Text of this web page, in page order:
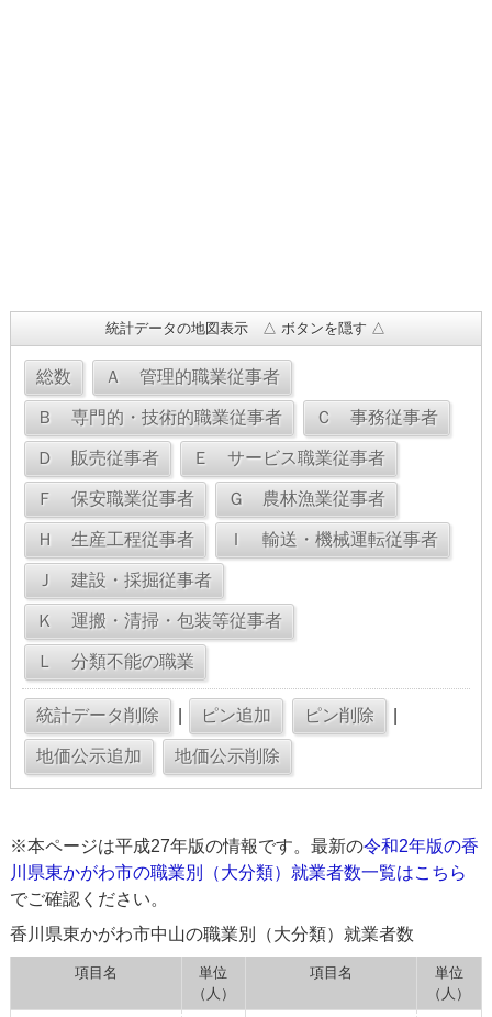
統計データの地図表示 △ ボタンを隠す △
※本ページは平成27年版の情報です。最新の令和2年版の香
川県東かがわ市の職業別（大分類）就業者数一覧はこちら
でご確認ください。
香川県東かがわ市中山の職業別（大分類）就業者数
項目名
単位
（人）
項目名
単位
（人）